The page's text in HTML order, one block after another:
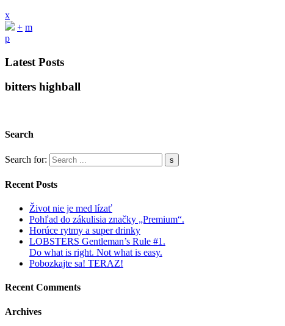
x
+ m
p
Latest Posts
bitters highball
Search
Search for:
Recent Posts
Život nie je med lízať
Pohľad do zákulisia značky „Premium“.
Horúce rytmy a super drinky
LOBSTERS Gentleman’s Rule #1.
Do what is right. Not what is easy.
Pobozkajte sa! TERAZ!
Recent Comments
Archives